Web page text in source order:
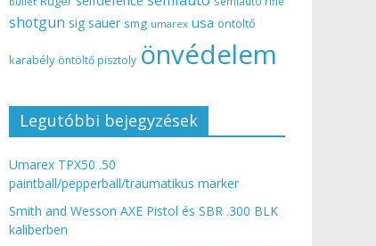
shotgun sig sauer smg umarex usa öntöltő
karabély öntöltő pisztoly önvédelem
Legutóbbi bejegyzések
Umarex TPX50 .50
paintball/pepperball/traumatikus marker
Smith and Wesson AXE Pistol és SBR .300 BLK
kaliberben